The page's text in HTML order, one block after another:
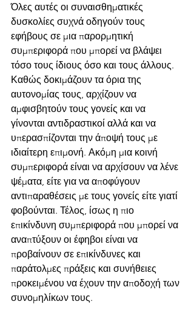
Όλες αυτές οι συναισθηματικές
δυσκολίες συχνά οδηγούν τους
εφήβους σε μια παρορμητική
συμπεριφορά που μπορεί να βλάψει
τόσο τους ίδιους όσο και τους άλλους.
Καθώς δοκιμάζουν τα όρια της
αυτονομίας τους, αρχίζουν να
αμφισβητούν τους γονείς και να
γίνονται αντιδραστικοί αλλά και να
υπερασπίζονται την άποψή τους με
ιδιαίτερη επιμονή. Ακόμη μια κοινή
συμπεριφορά είναι να αρχίσουν να λένε
ψέματα, είτε για να αποφύγουν
αντιπαραθέσεις με τους γονείς είτε γιατί
φοβούνται. Τέλος, ίσως η πιο
επικίνδυνη συμπεριφορά που μπορεί να
αναπτύξουν οι έφηβοι είναι να
προβαίνουν σε επικίνδυνες και
παράτολμες πράξεις και συνήθειες
προκειμένου να έχουν την αποδοχή των
συνομηλίκων τους.